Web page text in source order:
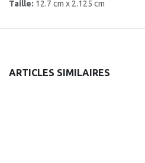
Taille: 12.7 cm x 2.125 cm
ARTICLES SIMILAIRES